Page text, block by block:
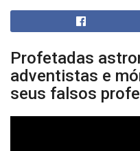
Profetadas
adventistas e
seus falsos